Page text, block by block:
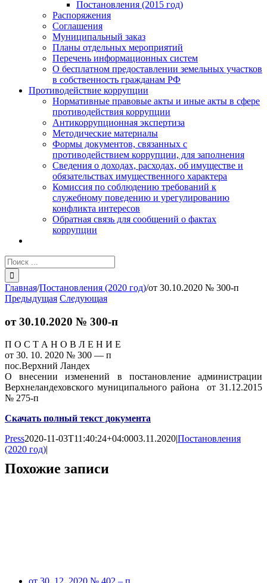
Постановления (2015 год)
Распоряжения
Соглашения
Муниципальный заказ
Планы отдельных мероприятий
Перечень информационных систем
О бесплатном предоставлении земельных участков
в собственность гражданам РФ
Противодействие коррупции
Нормативные правовые акты и иные акты в сфере
противодействия коррупции
Антикоррупционная экспертиза
Методические материалы
Формы документов, связанных с
противодействием коррупции, для заполнения
Сведения о доходах, расходах, об имуществе и
обязательствах имущественного характера
Комиссия по соблюдению требований к
служебному поведению и урегулированию
конфликта интересов
Обратная связь для сообщений о фактах
коррупции
Результат
поиска:
Главная/Постановления (2020 год)/от 30.10.2020 № 300-п
Предыдущая Следующая
от 30.10.2020 № 300-п
П О С Т А Н О В Л Е Н И Е
от 30. 10. 2020 № 300 — п
пос.Верхний Ландех
О внесении изменений в постановление администрации
Верхнеландеховского муниципального района от 31.12.2015
№ 275-п
Скачать полный текст документа
Press2020-11-03T11:40:24+04:0003.11.2020|Постановления
(2020 год)|
Похожие записи